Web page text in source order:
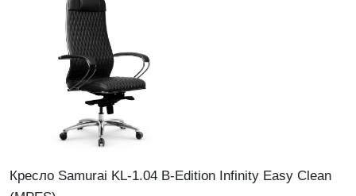
Кресло Samurai KL-1.04 B-Edition Infinity Easy Clean